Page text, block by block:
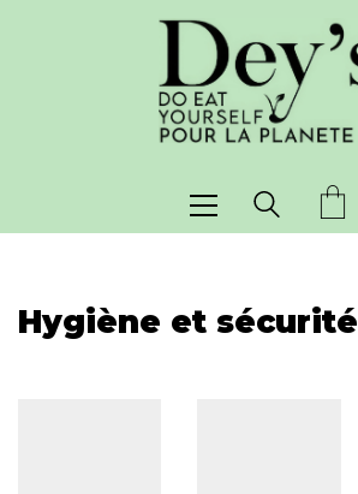
Hygiène et sécurité